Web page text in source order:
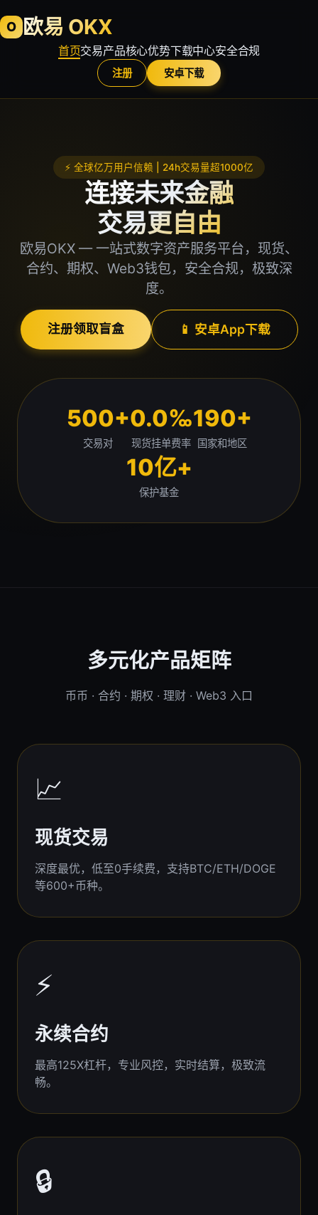
O 欧易 OKX
首页交易产品核心优势下载中心安全合规
注册 安卓下载
⚡ 全球亿万用户信赖 | 24h交易量超1000亿
连接未来金融
交易更自由
欧易OKX — 一站式数字资产服务平台，现货、
合约、期权、Web3钱包，安全合规，极致深
度。
注册领取盲盒 📱 安卓App下载
500+
交易对
0.0‰
现货挂单费率
190+
国家和地区
10亿+
保护基金
多元化产品矩阵
币币 · 合约 · 期权 · 理财 · Web3 入口
📈
现货交易
深度最优，低至0手续费，支持BTC/ETH/DOGE
等600+币种。
⚡
永续合约
最高125X杠杆，专业风控，实时结算，极致流
畅。
🔒